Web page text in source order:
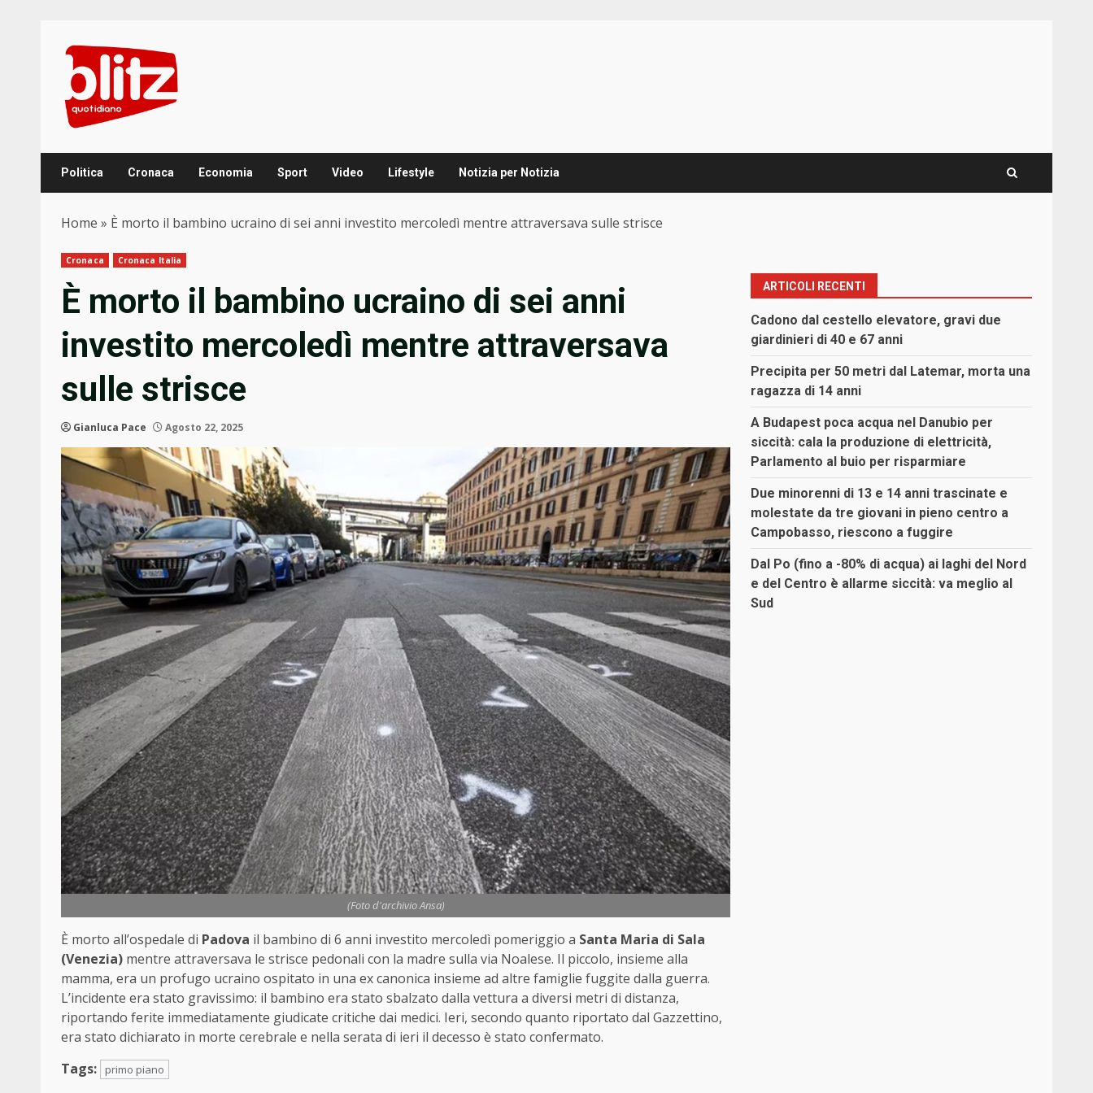
content
Politica Cronaca Economia Sport Video Lifestyle Notizia per Notizia
Home » È morto il bambino ucraino di sei anni investito mercoledì mentre attraversava sulle strisce
Cronaca Cronaca Italia
È morto il bambino ucraino di sei anni
investito mercoledì mentre attraversava
sulle strisce
Gianluca Pace Agosto 22, 2025
(Foto d'archivio Ansa)
È morto all’ospedale di Padova il bambino di 6 anni investito mercoledì pomeriggio a Santa Maria di Sala
(Venezia) mentre attraversava le strisce pedonali con la madre sulla via Noalese. Il piccolo, insieme alla
mamma, era un profugo ucraino ospitato in una ex canonica insieme ad altre famiglie fuggite dalla guerra.
L’incidente era stato gravissimo: il bambino era stato sbalzato dalla vettura a diversi metri di distanza,
riportando ferite immediatamente giudicate critiche dai medici. Ieri, secondo quanto riportato dal Gazzettino,
era stato dichiarato in morte cerebrale e nella serata di ieri il decesso è stato confermato.
Tags:
primo piano
ARTICOLI RECENTI
Cadono dal cestello elevatore, gravi due
giardinieri di 40 e 67 anni
Precipita per 50 metri dal Latemar, morta una
ragazza di 14 anni
A Budapest poca acqua nel Danubio per
siccità: cala la produzione di elettricità,
Parlamento al buio per risparmiare
Due minorenni di 13 e 14 anni trascinate e
molestate da tre giovani in pieno centro a
Campobasso, riescono a fuggire
Dal Po (fino a -80% di acqua) ai laghi del Nord
e del Centro è allarme siccità: va meglio al
Sud